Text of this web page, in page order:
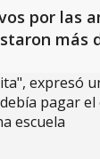
por las
más